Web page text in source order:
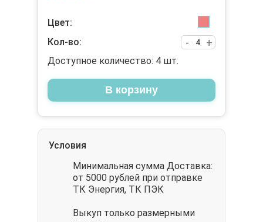
Цвет:
Кол-во:
+
-
Доступное количество: 4 шт.
В корзину
Условия
Минимальная сумма Доставка:
от 5000 рублей при отправке
ТК Энергия, ТК ПЭК
Выкуп только размерными